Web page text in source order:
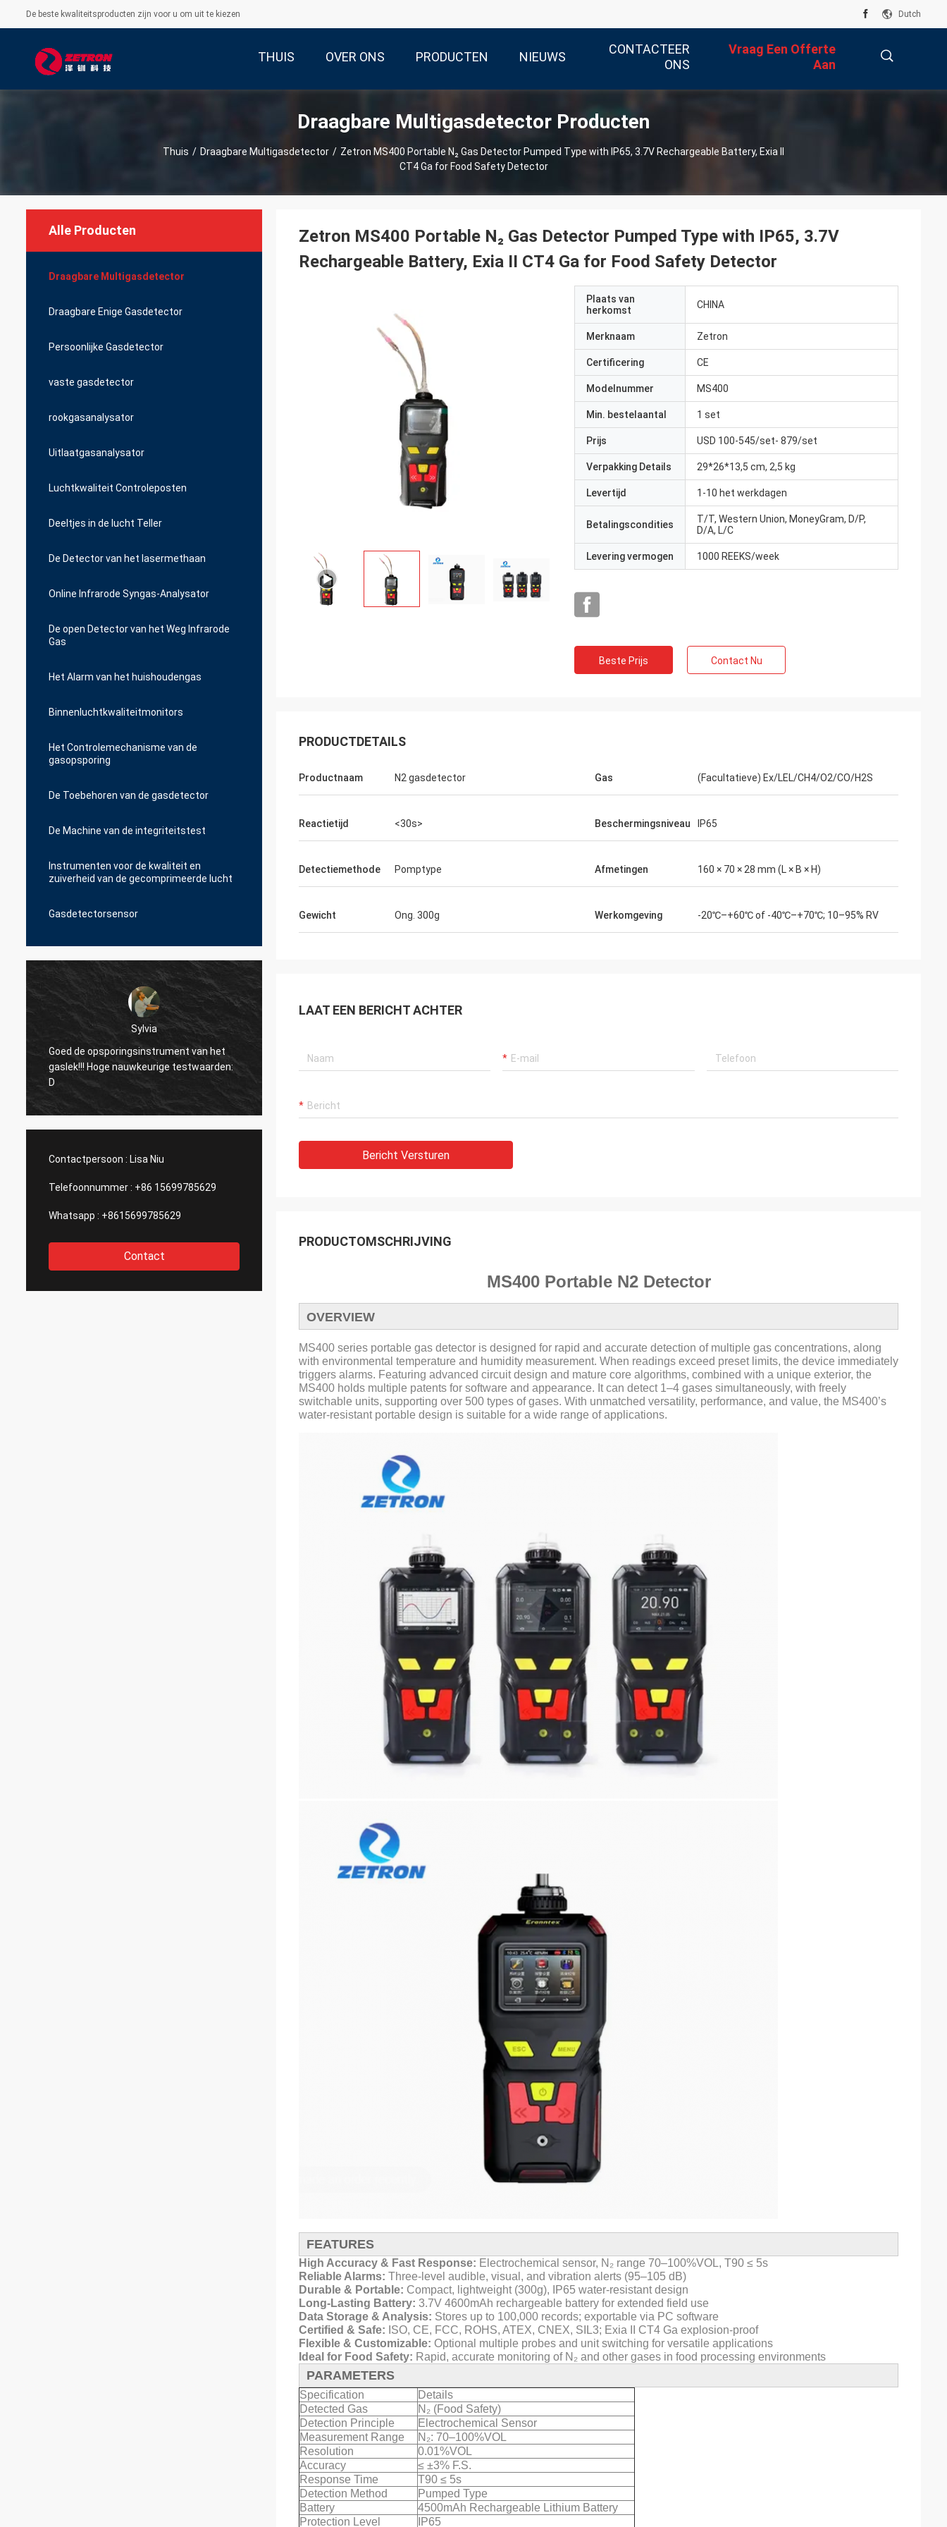
De beste kwaliteitsproducten zijn voor u om uit te kiezen Dutch
THUIS OVER ONS PRODUCTEN NIEUWS
CONTACTEER
ONS
Vraag Een Offerte
Aan
Draagbare Multigasdetector Producten
Thuis / Draagbare Multigasdetector / Zetron MS400 Portable N₂ Gas Detector Pumped Type with IP65, 3.7V Rechargeable Battery, Exia II
CT4 Ga for Food Safety Detector
Alle Producten
Draagbare Multigasdetector
Draagbare Enige Gasdetector
Persoonlijke Gasdetector
vaste gasdetector
rookgasanalysator
Uitlaatgasanalysator
Luchtkwaliteit Controleposten
Deeltjes in de lucht Teller
De Detector van het lasermethaan
Online Infrarode Syngas-Analysator
De open Detector van het Weg Infrarode
Gas
Het Alarm van het huishoudengas
Binnenluchtkwaliteitmonitors
Het Controlemechanisme van de
gasopsporing
De Toebehoren van de gasdetector
De Machine van de integriteitstest
Instrumenten voor de kwaliteit en
zuiverheid van de gecomprimeerde lucht
Gasdetectorsensor
Dora
Hello, gebruikte ik reeds het materiaal in
een installatie van de
aluminiumuitsmelting in Mexico en ik werd
verrast door de functie van de
laserapparaat van uw bedrijf.
Contactpersoon : Lisa Niu
Telefoonnummer : +86 15699785629
Whatsapp : +8615699785629
Contact
Zetron MS400 Portable N₂ Gas Detector Pumped Type with IP65, 3.7V
Rechargeable Battery, Exia II CT4 Ga for Food Safety Detector
Plaats van
herkomst
CHINA
Merknaam Zetron
Certificering CE
Modelnummer MS400
Min. bestelaantal 1 set
Prijs USD 100-545/set- 879/set
Verpakking Details 29*26*13,5 cm, 2,5 kg
Levertijd 1-10 het werkdagen
Betalingscondities
T/T, Western Union, MoneyGram, D/P,
D/A, L/C
Levering vermogen 1000 REEKS/week
Beste Prijs Contact Nu
PRODUCTDETAILS
Productnaam N2 gasdetector Gas (Facultatieve) Ex/LEL/CH4/O2/CO/H2S
Reactietijd <30s> Beschermingsniveau IP65
Detectiemethode Pomptype Afmetingen 160 × 70 × 28 mm (L × B × H)
Gewicht Ong. 300g Werkomgeving -20℃–+60℃ of -40℃–+70℃; 10–95% RV
LAAT EEN BERICHT ACHTER
Bericht Versturen
PRODUCTOMSCHRIJVING
MS400 Portable N2 Detector
OVERVIEW
MS400 series portable gas detector is designed for rapid and accurate detection of multiple gas concentrations, along
with environmental temperature and humidity measurement. When readings exceed preset limits, the device immediately
triggers alarms. Featuring advanced circuit design and mature core algorithms, combined with a unique exterior, the
MS400 holds multiple patents for software and appearance. It can detect 1–4 gases simultaneously, with freely
switchable units, supporting over 500 types of gases. With unmatched versatility, performance, and value, the MS400’s
water-resistant portable design is suitable for a wide range of applications.
FEATURES
High Accuracy & Fast Response: Electrochemical sensor, N₂ range 70–100%VOL, T90 ≤ 5s
Reliable Alarms: Three-level audible, visual, and vibration alerts (95–105 dB)
Durable & Portable: Compact, lightweight (300g), IP65 water-resistant design
Long-Lasting Battery: 3.7V 4600mAh rechargeable battery for extended field use
Data Storage & Analysis: Stores up to 100,000 records; exportable via PC software
Certified & Safe: ISO, CE, FCC, ROHS, ATEX, CNEX, SIL3; Exia II CT4 Ga explosion-proof
Flexible & Customizable: Optional multiple probes and unit switching for versatile applications
Ideal for Food Safety: Rapid, accurate monitoring of N₂ and other gases in food processing environments
PARAMETERS
Specification
Details
Detected Gas
N₂ (Food Safety)
Detection Principle
Electrochemical Sensor
Measurement Range
N₂: 70–100%VOL
Resolution
0.01%VOL
Accuracy
≤ ±3% F.S.
Response Time
T90 ≤ 5s
Detection Method
Pumped Type
Battery
4500mAh Rechargeable Lithium Battery
Protection Level
IP65